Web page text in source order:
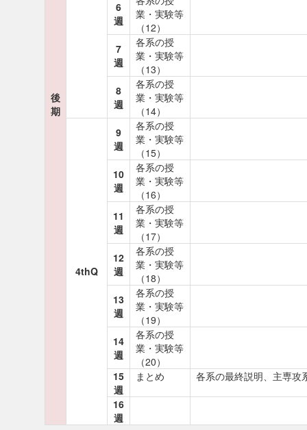
後
期
6
週
業・実験等
（12）
7
週
各系の授
業・実験等
（13）
8
週
各系の授
業・実験等
（14）
4thQ
9
週
各系の授
業・実験等
（15）
10
週
各系の授
業・実験等
（16）
11
週
各系の授
業・実験等
（17）
12
週
各系の授
業・実験等
（18）
13
週
各系の授
業・実験等
（19）
14
週
各系の授
業・実験等
（20）
15
週
まとめ 各系の最終説明、主専攻
16
週